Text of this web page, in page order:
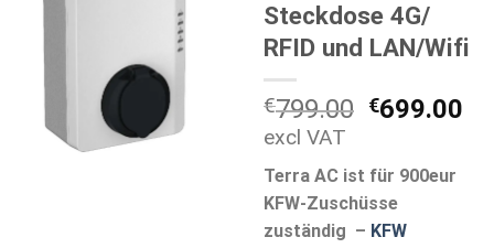
Steckdose 4G/
RFID und LAN/Wifi
€799.00
war:
€799.00
€699.00
excl VAT
Terra AC ist für 900eur
KFW-Zuschüsse
zuständig – KFW